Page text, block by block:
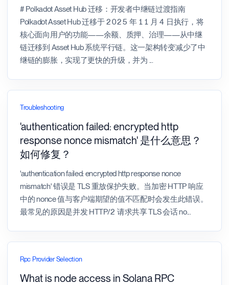
# Polkadot Asset Hub 迁移：开发者中继链过渡指南
Polkadot Asset Hub 迁移于 2025 年 11 月 4 日执行，将
核心面向用户的功能——余额、质押、治理——从中继
链迁移到 Asset Hub 系统平行链。这一架构转变减少了中
继链的膨胀，实现了更快的升级，并为 ...
Troubleshooting
'authentication failed: encrypted http
response nonce mismatch' 是什么意思？
如何修复？
'authentication failed: encrypted http response nonce
mismatch' 错误是 TLS 重放保护失败。当加密 HTTP 响应
中的 nonce 值与客户端期望的值不匹配时会发生此错误。
最常见的原因是并发 HTTP/2 请求共享 TLS 会话 no...
Rpc Provider Selection
What is node access in Solana RPC